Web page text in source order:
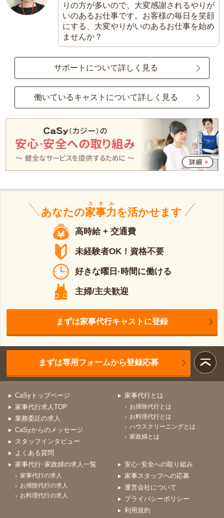
りの方が多いので、大変感謝されるやりが
いのあるお仕事です。お客様の毎日を笑顔
にする、大変やりがいのあるお仕事を始め
ませんか？
サポートについて詳しく見る
働いているキャストについて詳しく見る
あなたの家事力
スキル
を活かせます
高時給 + 交通費
未経験者OK！資格不要
好きな曜日·時間に働ける
主婦/主夫歓迎
まずは家事代行キャストに登録
まずは専用フォームから登録応募
CaSyトップページ
家事代行求人TOP
業務委託の求人
CaSyからのメッセージ
スタッフインタビュー
よくある質問
家事代行とは
お掃除代行とは
お料理代行とは
ハウスクリーニングとは
家政婦とは
家事代行･家政婦の求人一覧
家事代行の求人
お掃除代行の求人
お料理代行の求人
安心･安全への取り組み
家事スタッフへの応募
運営会社について
プライバシーポリシー
利用規約